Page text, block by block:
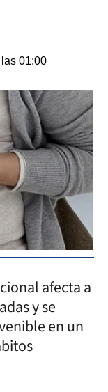
01:00
afecta a
y se
en un